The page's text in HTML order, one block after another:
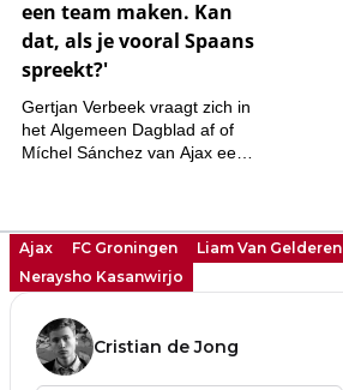
Ajax FC Groningen Liam Van Gelderen
Neraysho Kasanwirjo
Cristian de Jong